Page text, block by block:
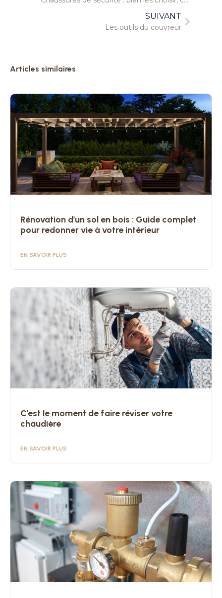
SUIVANT
Les outils du couvreur
Articles similaires
Rénovation d’un sol en bois : Guide complet
pour redonner vie à votre intérieur
EN SAVOIR PLUS
C’est le moment de faire réviser votre
chaudière
EN SAVOIR PLUS